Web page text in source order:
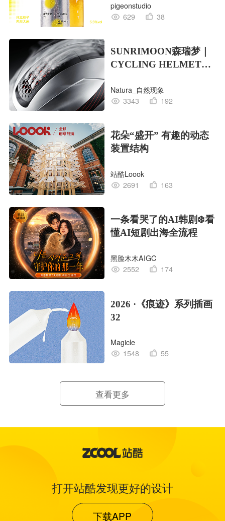
pigeonstudio
629
38
SUNRIMOON森瑞梦｜
CYCLING HELMET
Natura_自然现象
3343
192
花朵“盛开” 有趣的动态
装置结构
站酷Loook
2691
163
一条看哭了的AI韩剧❄️看
懂AI短剧出海全流程
黑脸木木AIGC
2552
174
2026 ·《痕迹》系列插画
32
Magicle
1548
55
查看更多
打开站酷发现更好的设计
下载APP